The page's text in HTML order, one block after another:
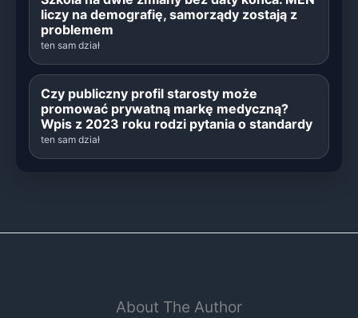
liczy na demografię, samorządy zostają z
problemem
ten sam dział
Czy publiczny profil starosty może
promować prywatną markę medyczną?
Wpis z 2023 roku rodzi pytania o standardy
ten sam dział
About The Author